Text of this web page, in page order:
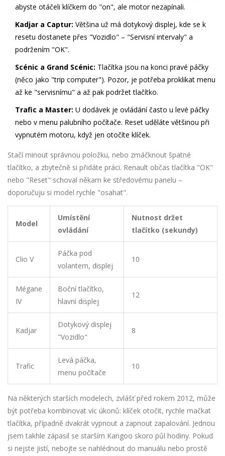
abyste otáčeli klíčkem do "on", ale motor nezapínali.
Kadjar a Captur: Většina už má dotykový displej, kde se k
resetu dostanete přes "Vozidlo" – "Servisní intervaly" a
podržením "OK".
Scénic a Grand Scénic: Tlačítka jsou na konci pravé páčky
(něco jako "trip computer"). Pozor, je potřeba proklikat menu
až ke "servisnímu" a až pak podržet tlačítko.
Trafic a Master: U dodávek je ovládání často u levé páčky
nebo v menu palubního počítače. Reset uděláte většinou při
vypnutém motoru, když jen otočíte klíček.
Stačí minout správnou položku, nebo zmáčknout špatné
tlačítko, a zbytečně si přidáte práci. Renault občas tlačítka "OK"
nebo "Reset" schoval někam ke středovému panelu –
doporučuju si model rychle "osahat".
Model
Umístění
ovládání
Nutnost držet
tlačítko (sekundy)
Clio V
Páčka pod
volantem, displej
10
Mégane
IV
Boční tlačítko,
hlavní displej
12
Kadjar
Dotykový displej
"Vozidlo"
8
Trafic
Levá páčka,
menu počítače
10
Na některých starších modelech, zvlášť před rokem 2012, může
být potřeba kombinovat víc úkonů: klíček otočit, rychle mačkat
tlačítka, případně dvakrát vypnout a zapnout zapalování. Jednou
jsem takhle zápasil se starším Kangoo skoro půl hodiny. Pokud
si nejste jistí, nebojte se nahlédnout do manuálu nebo prostě